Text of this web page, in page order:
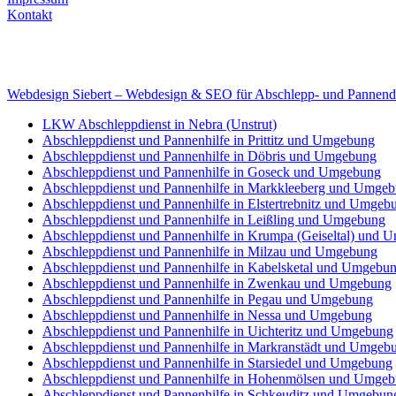
Kontakt
Webdesign Siebert – Webdesign & SEO für Abschlepp- und
LKW Abschleppdienst in Nebra (Unstrut)
Abschleppdienst und Pannenhilfe in Prittitz und Umgebung
Abschleppdienst und Pannenhilfe in Döbris und Umgebung
Abschleppdienst und Pannenhilfe in Goseck und Umgebung
Abschleppdienst und Pannenhilfe in Markkleeberg und
Abschleppdienst und Pannenhilfe in Elstertrebnitz und
Abschleppdienst und Pannenhilfe in Leißling und Umgebung
Abschleppdienst und Pannenhilfe in Krumpa (Geiseltal) und
Abschleppdienst und Pannenhilfe in Milzau und Umgebung
Abschleppdienst und Pannenhilfe in Kabelsketal und
Abschleppdienst und Pannenhilfe in Zwenkau und Umgebung
Abschleppdienst und Pannenhilfe in Pegau und Umgebung
Abschleppdienst und Pannenhilfe in Nessa und Umgebung
Abschleppdienst und Pannenhilfe in Uichteritz und Umgebung
Abschleppdienst und Pannenhilfe in Markranstädt und
Abschleppdienst und Pannenhilfe in Starsiedel und Umgebung
Abschleppdienst und Pannenhilfe in Hohenmölsen und